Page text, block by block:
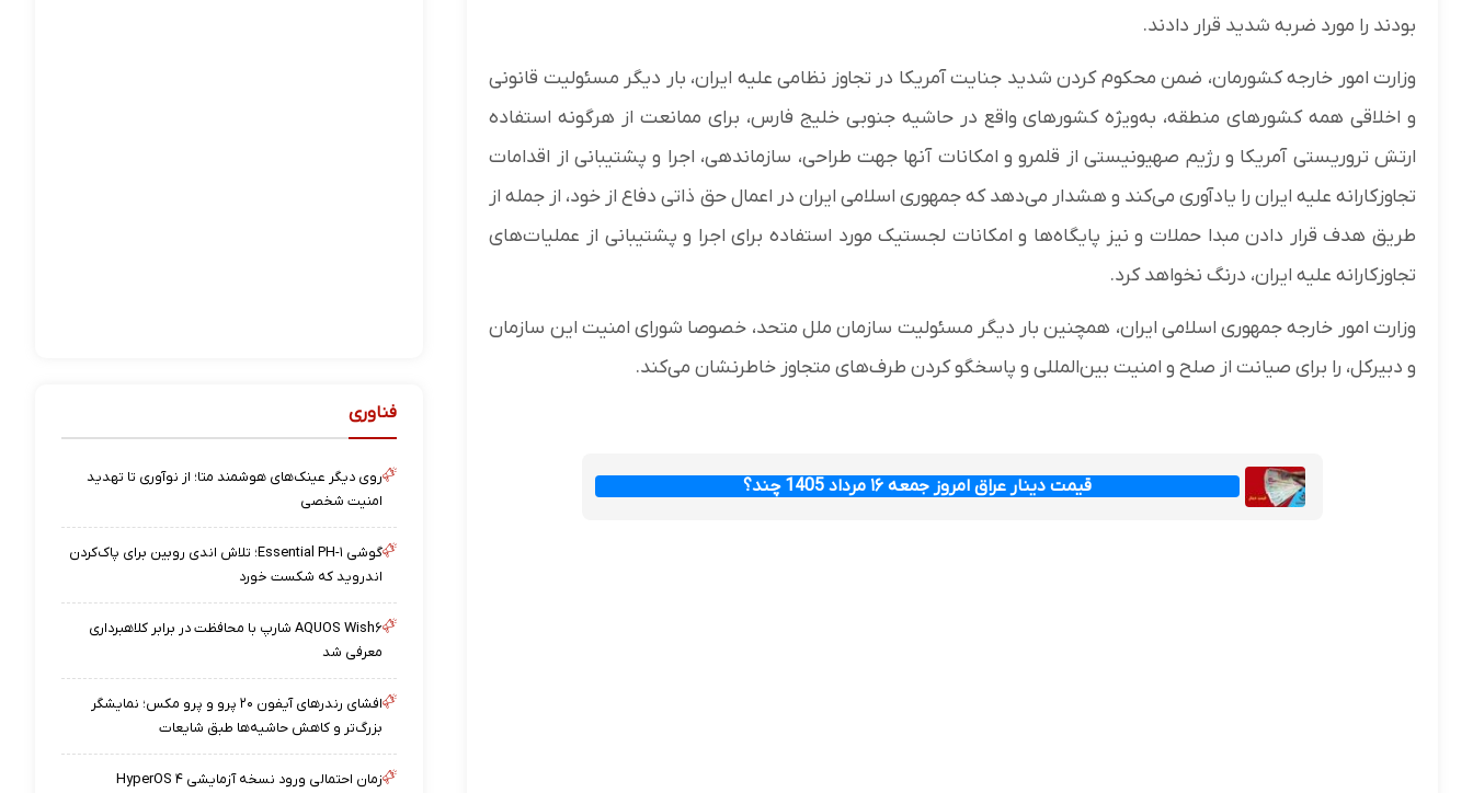
بودند را مورد ضربه شدید قرار دادند.
وزارت امور خارجه کشورمان، ضمن محکوم کردن شدید جنایت آمریکا در تجاوز نظامی علیه ایران، بار دیگر مسئولیت قانونی
و اخلاقی همه کشورهای منطقه، به‌ویژه کشورهای واقع در حاشیه جنوبی خلیج فارس، برای ممانعت از هرگونه استفاده
ارتش تروریستی آمریکا و رژیم صهیونیستی از قلمرو و امکانات آنها جهت طراحی، سازماندهی، اجرا و پشتیبانی از اقدامات
تجاوزکارانه علیه ایران را یادآوری می‌کند و هشدار می‌دهد که جمهوری اسلامی ایران در اعمال حق ذاتی دفاع از خود، از جمله از
طریق هدف قرار دادن مبدا حملات و نیز پایگاه‌ها و امکانات لجستیک مورد استفاده برای اجرا و پشتیبانی از عملیات‌های
تجاوزکارانه علیه ایران، درنگ نخواهد کرد.
وزارت امور خارجه جمهوری اسلامی ایران، همچنین بار دیگر مسئولیت سازمان ملل متحد، خصوصا شورای امنیت این سازمان
و دبیرکل، را برای صیانت از صلح و امنیت بین‌المللی و پاسخگو کردن طرف‌های متجاوز خاطرنشان می‌کند.
قیمت دینار عراق امروز جمعه ۱۶ مرداد 1405 چند؟
فناوری
روی دیگر عینک‌های هوشمند متا؛ از نوآوری تا تهدید
امنیت شخصی
گوشی Essential PH-۱؛ تلاش اندی روبین برای پاک‌کردن
اندروید که شکست خورد
AQUOS Wish۶ شارپ با محافظت در برابر کلاهبرداری
معرفی شد
افشای رندرهای آیفون ۲۰ پرو و پرو مکس؛ نمایشگر
بزرگ‌تر و کاهش حاشیه‌ها طبق شایعات
زمان احتمالی ورود نسخه آزمایشی HyperOS ۴